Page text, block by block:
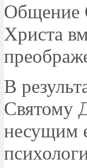
Общение
Христа
В
Святому
несущим